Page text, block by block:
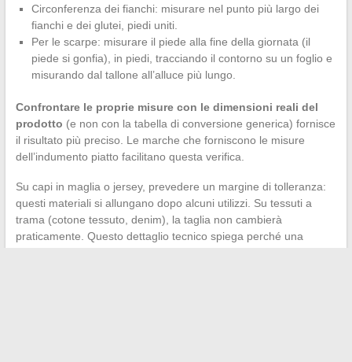
Circonferenza dei fianchi: misurare nel punto più largo dei
fianchi e dei glutei, piedi uniti.
Per le scarpe: misurare il piede alla fine della giornata (il
piede si gonfia), in piedi, tracciando il contorno su un foglio e
misurando dal tallone all’alluce più lungo.
Confrontare le proprie misure con le dimensioni reali del
prodotto (e non con la tabella di conversione generica) fornisce
il risultato più preciso. Le marche che forniscono le misure
dell’indumento piatto facilitano questa verifica.
Su capi in maglia o jersey, prevedere un margine di tolleranza:
questi materiali si allungano dopo alcuni utilizzi. Su tessuti a
trama (cotone tessuto, denim), la taglia non cambierà
praticamente. Questo dettaglio tecnico spiega perché una